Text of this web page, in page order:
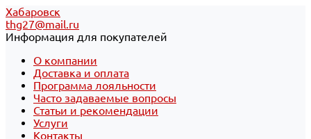
Хабаровск
thg27@mail.ru
Информация для покупателей
О компании
Доставка и оплата
Программа лояльности
Часто задаваемые вопросы
Статьи и рекомендации
Услуги
Контакты